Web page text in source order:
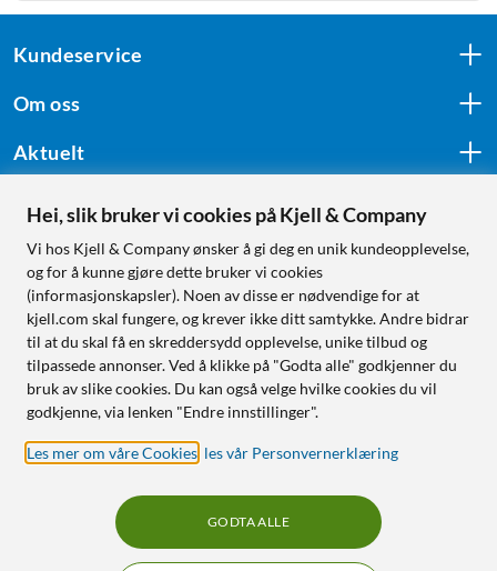
Kundeservice
Om oss
Aktuelt
Følg oss
Handle fra:
Sverige
Norge
Hei, slik bruker vi cookies på Kjell & Company
Vi hos Kjell & Company ønsker å gi deg en unik kundeopplevelse,
og for å kunne gjøre dette bruker vi cookies
(informasjonskapsler). Noen av disse er nødvendige for at
kjell.com skal fungere, og krever ikke ditt samtykke. Andre bidrar
til at du skal få en skreddersydd opplevelse, unike tilbud og
tilpassede annonser. Ved å klikke på "Godta alle" godkjenner du
bruk av slike cookies. Du kan også velge hvilke cookies du vil
godkjenne, via lenken "Endre innstillinger".
Les mer om våre Cookies les vår Personvernerklæring
GODTA ALLE